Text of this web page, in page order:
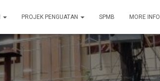
PROJEK PENGUATAN SPMB MORE INFO